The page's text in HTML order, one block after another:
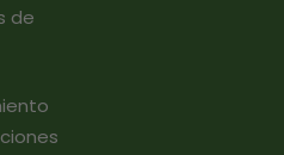
de